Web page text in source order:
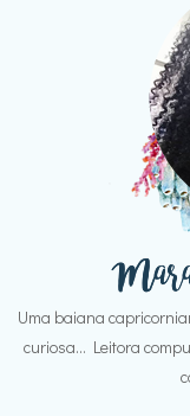
Uma baiana
curiosa... Leitora